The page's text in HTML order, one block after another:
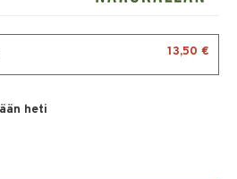
13,50 €
heti